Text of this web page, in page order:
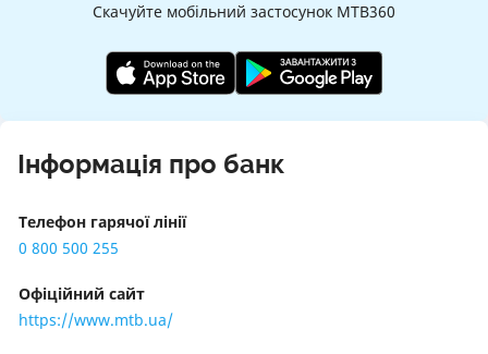
Послуги корпоративного бізнесу:
депозити;
відкриття рахунку;
платіжні картки;
зарплатний проект;
реалізація заставного майна;
кредити малому і середньому бізнесу;
обслуговування кредитів від нерезидентів;
Скачуйте мобільний застосунок МТВ360
Інформація про банк
Телефон гарячої лінії
0 800 500 255
Офіційний сайт
https://www.mtb.ua/